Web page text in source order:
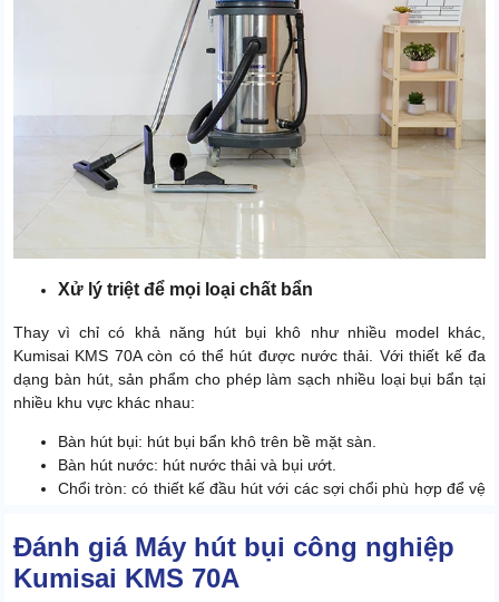
Xử lý triệt để mọi loại chất bẩn
Thay vì chỉ có khả năng hút bụi khô như nhiều model khác,
Kumisai KMS 70A còn có thể hút được nước thải. Với thiết kế đa
dạng bàn hút, sản phẩm cho phép làm sạch nhiều loại bụi bẩn tại
nhiều khu vực khác nhau:
Bàn hút bụi: hút bụi bẩn khô trên bề mặt sàn.
Bàn hút nước: hút nước thải và bụi ướt.
Chổi tròn: có thiết kế đầu hút với các sợi chổi phù hợp để vệ
Đầu hút khe: chuyên dụng cho các khu vực nhỏ hẹp như
khe cửa, khe điều hòa,...
Đánh giá Máy hút bụi công nghiệp
Kumisai KMS 70A